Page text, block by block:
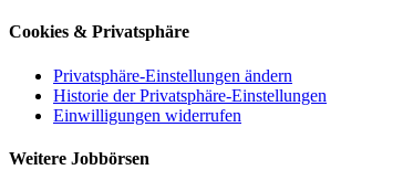
Cookies & Privatsphäre
Privatsphäre-Einstellungen ändern
Historie der Privatsphäre-Einstellungen
Einwilligungen widerrufen
Weitere Jobbörsen